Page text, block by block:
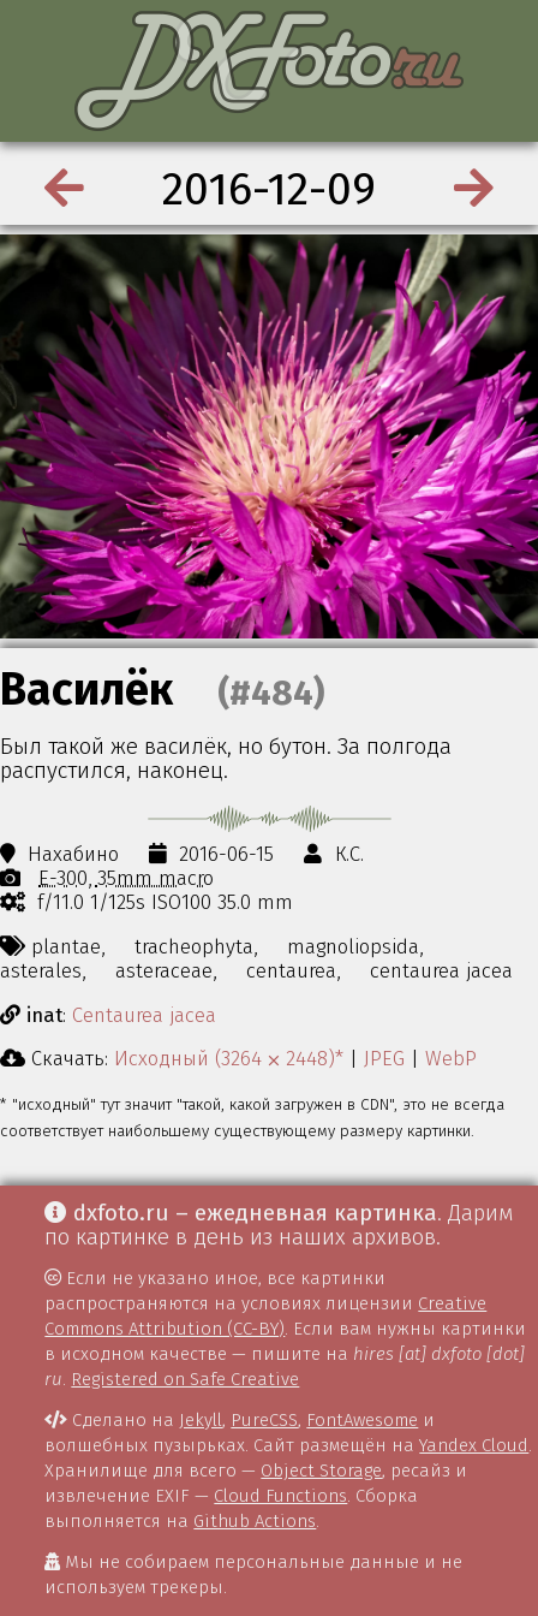
2016-12-09
Василёк (#484)
Был такой же василёк, но бутон. За полгода
распустился, наконец.
Нахабино 2016-06-15
К.С.
E-300 35mm macro
f/11.0 1/125s ISO100 35.0 mm
plantae,
tracheophyta,
magnoliopsida,
asterales,
asteraceae, centaurea,
centaurea jacea
inat: Centaurea jacea
Скачать: Исходный (3264 ⨉ 2448)* JPEG WebP
* "исходный" тут значит "такой, какой загружен в CDN", это не всегда
соответствует наибольшему существующему размеру картинки.
dxfoto.ru – ежедневная картинка. Дарим
по картинке в день из наших архивов.
Если не указано иное, все картинки
распространяются на условиях лицензии Creative
Commons Attribution (CC-BY). Если вам нужны картинки
в исходном качестве — пишите на hires [at] dxfoto [dot]
ru. Registered on Safe Creative
Сделано на Jekyll, PureCSS, FontAwesome и
волшебных пузырьках. Сайт размещён наYandex Cloud.
Хранилище для всего — Object Storage, ресайз и
извлечение EXIF — Cloud Functions. Сборка
выполняется на Github Actions.
Мы не собираем персональные данные и не
используем трекеры.